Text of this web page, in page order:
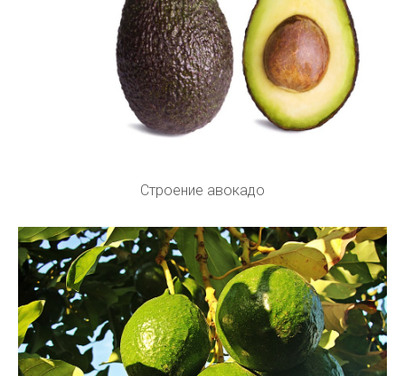
Строение авокадо